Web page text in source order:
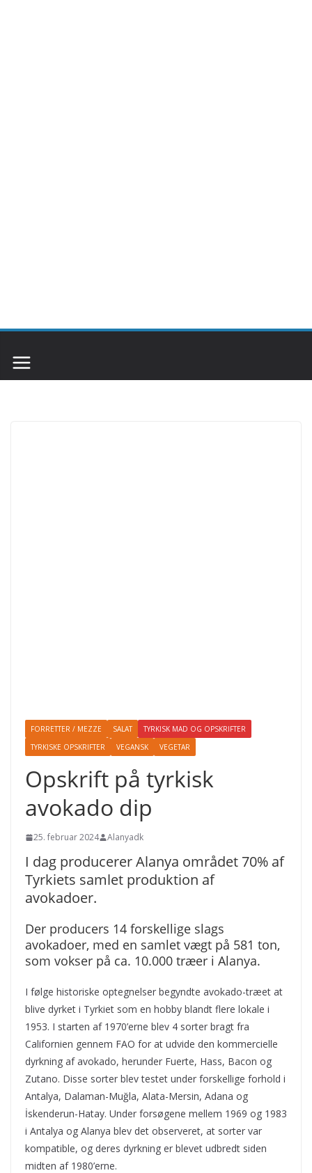
FORRETTER / MEZZE SALAT
TYRKISK MAD OG OPSKRIFTER
TYRKISKE OPSKRIFTER
VEGANSK VEGETAR
Opskrift på tyrkisk
avokado dip
25. februar 2024 Alanyadk
I dag producerer Alanya området 70% af
Tyrkiets samlet produktion af
avokadoer.
Der producers 14 forskellige slags
avokadoer, med en samlet vægt på 581 ton,
som vokser på ca. 10.000 træer i Alanya.
I følge historiske optegnelser begyndte avokado-træet at
blive dyrket i Tyrkiet som en hobby blandt flere lokale i
1953. I starten af 1970’erne blev 4 sorter bragt fra
Californien gennem FAO for at udvide den kommercielle
dyrkning af avokado, herunder Fuerte, Hass, Bacon og
Zutano. Disse sorter blev testet under forskellige forhold i
Antalya, Dalaman-Muğla, Alata-Mersin, Adana og
İskenderun-Hatay. Under forsøgene mellem 1969 og 1983
i Antalya og Alanya blev det observeret, at sorter var
kompatible, og deres dyrkning er blevet udbredt siden
midten af 1980’erne.